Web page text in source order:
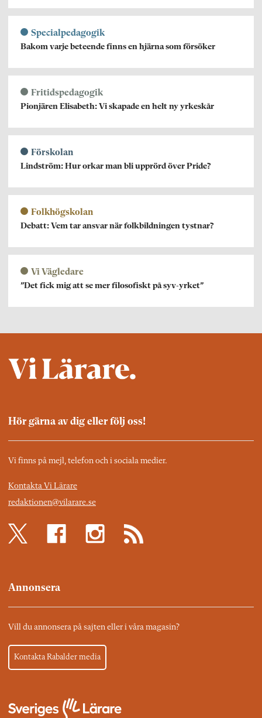
Specialpedagogik
Bakom varje beteende finns en hjärna som försöker
Fritidspedagogik
Pionjären Elisabeth: Vi skapade en helt ny yrkeskår
Förskolan
Lindström: Hur orkar man bli upprörd över Pride?
Folkhögskolan
Debatt: Vem tar ansvar när folkbildningen tystnar?
Vi Vägledare
”Det fick mig att se mer filosofiskt på syv-yrket”
Hör gärna av dig eller följ oss!
Vi finns på mejl, telefon och i sociala medier.
Kontakta Vi Lärare
redaktionen@vilarare.se
Annonsera
Vill du annonsera på sajten eller i våra magasin?
Kontakta Rabalder media